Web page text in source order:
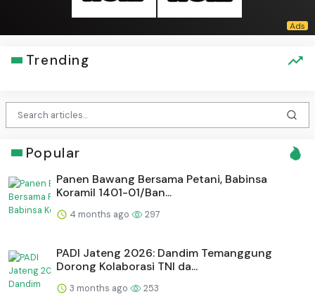
Trending
Popular
Panen Bawang Bersama Petani, Babinsa
Koramil 1401-01/Ban...
4 months ago 297
PADI Jateng 2026: Dandim Temanggung
Dorong Kolaborasi TNI da...
3 months ago 253